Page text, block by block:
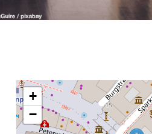
+
−